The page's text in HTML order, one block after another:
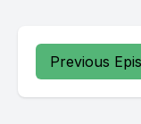
Previous